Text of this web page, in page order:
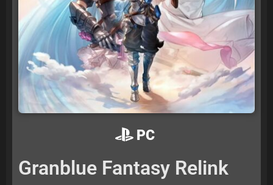
PC
Granblue Fantasy Relink